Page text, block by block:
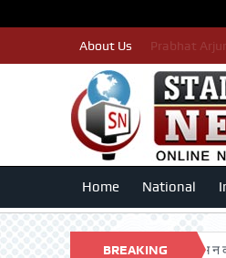
About Us Prabhat
Home National
BREAKING
पात्र मतदाताओं का नाम न कटे इसलिए